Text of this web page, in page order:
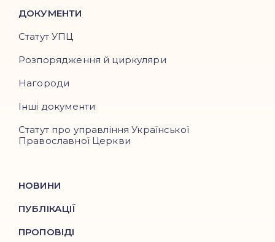
ДОКУМЕНТИ
Статут УПЦ
Розпорядження й циркуляри
Нагороди
Інші документи
Статут про управління Української
Православної Церкви
НОВИНИ
ПУБЛІКАЦІЇ
ПРОПОВІДІ